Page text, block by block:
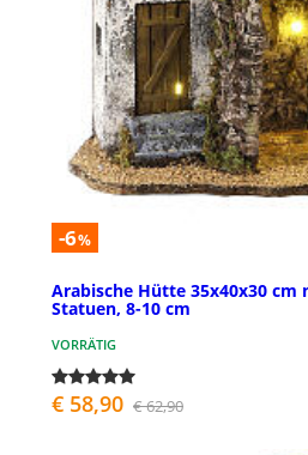
-6%
Arabische Hütte 35x40x30 cm
Statuen, 8-10 cm
VORRÄTIG
€ 58,90 € 62,90